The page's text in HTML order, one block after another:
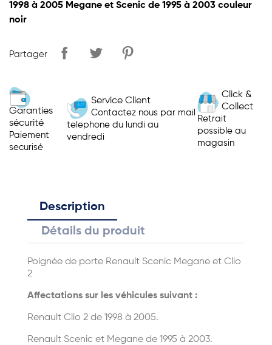
1998 à 2005 Megane et Scenic de 1995 à 2003 couleur
noir
Partager
Garanties
sécurité
Paiement
securisé
Service Client
Contactez nous par mail
telephone du lundi au
vendredi
Click &
Collect
Retrait
possible au
magasin
Description
Détails du produit
Poignée de porte Renault Scenic Megane et Clio
2
Affectations sur les véhicules suivant :
Renault Clio 2 de 1998 à 2005.
Renault Scenic et Megane de 1995 à 2003.